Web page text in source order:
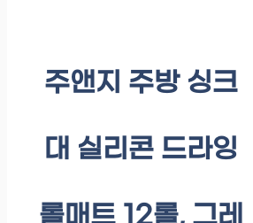
주앤지 주방 싱크
대 실리콘 드라잉
롤매트 12롤, 그레